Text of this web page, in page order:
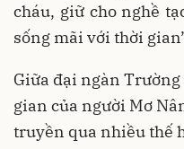
cháu, giữ cho nghề
sống mãi với thời
Giữa đại ngàn
gian của người Mơ
truyền qua nhiều thế